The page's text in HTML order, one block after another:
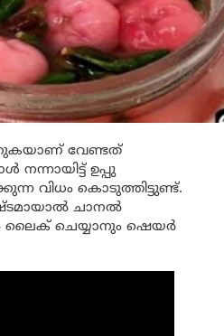
വേണ്ടത്
നന്നായിട്ട് ഉപ്പു
വിധം കൊടുത്തിട്ടുണ്ട്.
ചാനൽ
ചെയ്യാനും ഷെയർ